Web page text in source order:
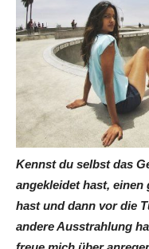
Kennst du selbst das
angekleidet hast,
hast und dann vor die
andere Ausstrahlung